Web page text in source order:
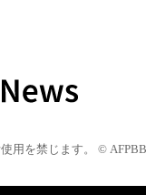
用を禁じます。 © AFPBB